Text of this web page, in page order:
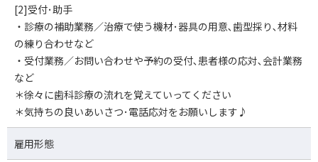
[2]受付･助手
・診療の補助業務／治療で使う機材･器具の用意､歯型採り､材料
の練り合わせなど
・受付業務／お問い合わせや予約の受付､患者様の応対､会計業務
など
＊徐々に歯科診療の流れを覚えていってください
＊気持ちの良いあいさつ･電話応対をお願いします♪
雇用形態